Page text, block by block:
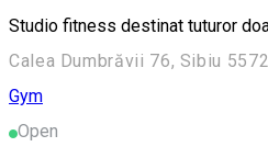
Studio fitness destinat tuturor
Calea Dumbrăvii 76, Sibiu
Gym
Open